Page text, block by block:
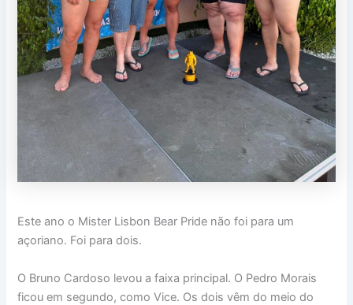
Este ano o Mister Lisbon Bear Pride não foi para um
açoriano. Foi para dois.
O Bruno Cardoso levou a faixa principal. O Pedro Morais
ficou em segundo, como Vice. Os dois vêm do meio do